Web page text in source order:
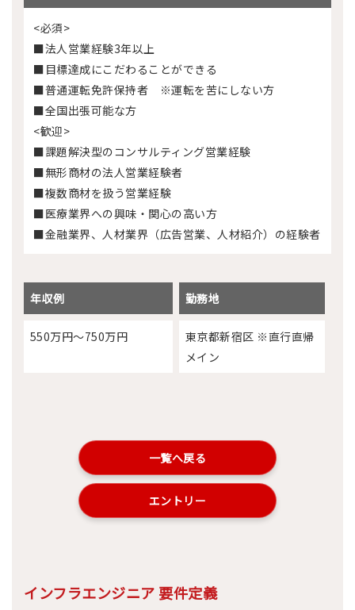
<必須>
■法人営業経験3年以上
■目標達成にこだわることができる
■普通運転免許保持者 ※運転を苦にしない方
■全国出張可能な方
<歓迎>
■課題解決型のコンサルティング営業経験
■無形商材の法人営業経験者
■複数商材を扱う営業経験
■医療業界への興味・関心の高い方
■金融業界、人材業界（広告営業、人材紹介）の経験者
年収例 勤務地
550万円～750万円
東京都新宿区 ※直行直帰
メイン
一覧へ戻る
エントリー
インフラエンジニア 要件定義